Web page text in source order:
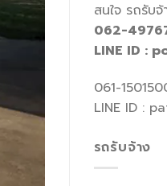
สนใจ รถรับ
062-
LINE ID :
061-
LINE ID :
รถรับจ้าง